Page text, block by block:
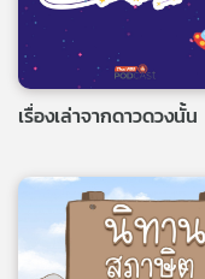
เกี่ยว
กับ
เรา
ข่าย
เรื่องเล่าจากดาวดวงนั้น